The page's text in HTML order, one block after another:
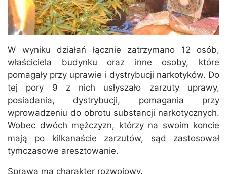
W wyniku działań łącznie zatrzymano 12 osób,
właściciela budynku oraz inne osoby, które
pomagały przy uprawie i dystrybucji narkotyków. Do
tej pory 9 z nich usłyszało zarzuty uprawy,
posiadania, dystrybucji, pomagania przy
wprowadzeniu do obrotu substancji narkotycznych.
Wobec dwóch mężczyzn, którzy na swoim koncie
mają po kilkanaście zarzutów, sąd zastosował
tymczasowe aresztowanie.
Sprawa ma charakter rozwojowy.